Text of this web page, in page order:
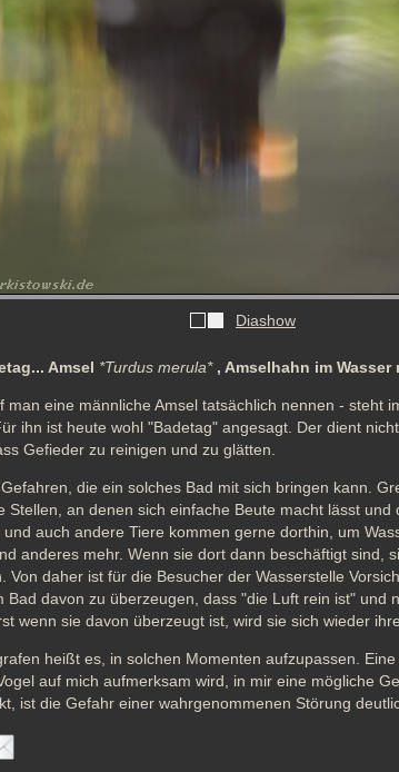
Diashow
Amsel *Turdus merula*, Amselhahn im Wasser
man eine männliche Amsel tatsächlich nennen - steht
ihn ist heute wohl "Badetag" angesagt. Der dient
Gefieder zu reinigen und zu glätten.
die ein solches Bad mit sich bringen kann.
Stellen, an denen sich einfache Beute macht lässt und
auch andere Tiere kommen gerne dorthin, um
anderes mehr. Wenn sie dort dann beschäftigt sind,
Von daher ist für die Besucher der Wasserstelle
Bad davon zu überzeugen, dass "die Luft rein ist" und
wenn sie davon überzeugt ist, wird sie sich wieder
heißt es, in solchen Momenten aufzupassen.
auf mich aufmerksam wird, in mir eine mögliche
ist die Gefahr einer wahrgenommenen Störung